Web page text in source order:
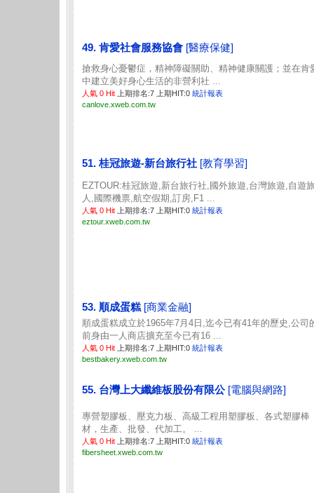
49. 肯愛社會服務協會 [醫療保健]
搶救身心憂鬱症，精神障礙關助、精神健康關護；並在肯
中建立美好身心生活的非營利社 ...
人氣 0 Hit 上期排名:7 上期HIT:0 統計報表
canlove.xweb.com.tw
51. 桂冠旅遊-新台旅行社 [教育學習]
EZTOUR:桂冠旅遊,新台旅行社,國外旅遊,台灣旅遊,自遊
人,國際機票,航空假期,訂房,F1 ...
人氣 0 Hit 上期排名:7 上期HIT:0 統計報表
eztour.xweb.com.tw
53. 順成蛋糕 [商業金融]
順成蛋糕成立於1965年7月4日,迄今已有41年的歷史,公司
前身由一人商店擴充至今已有16 ...
人氣 0 Hit 上期排名:7 上期HIT:0 統計報表
bestbakery.xweb.com.tw
55. 台灣上大纖維板股份有限公 [電腦與網路]
專營塑膠板、壓克力板、高級工程用塑膠板、各式塑膠棒
材，生產、批發、代加工。 ...
人氣 0 Hit 上期排名:7 上期HIT:0 統計報表
fibersheet.xweb.com.tw